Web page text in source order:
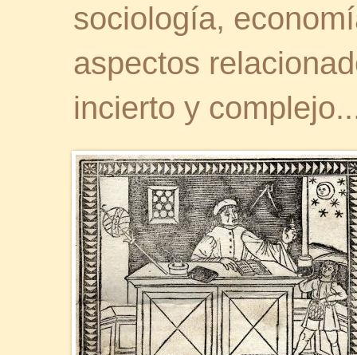
sociología,
aspectos
incierto y